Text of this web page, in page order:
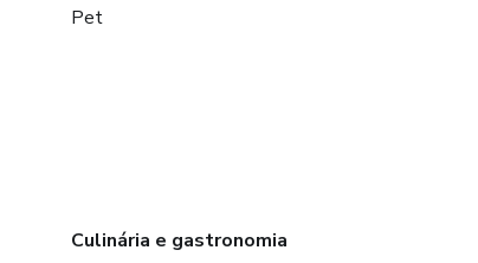
Pet
Culinária e gastronomia